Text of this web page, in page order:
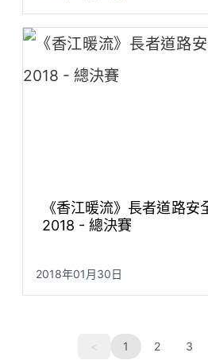
《香江暖流》長者道路
2018 - 總決賽
2018年01月30日
上一頁
< 1 2 3